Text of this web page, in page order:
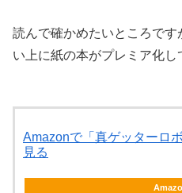
読んで確かめたいところで
い上に紙の本がプレミア化
Amazonで「真ゲッターロ
見る